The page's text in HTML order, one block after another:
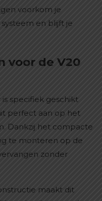
voorkom je
en blijft je
voor de V20
specifiek geschikt
perfect aan op het
Dankzij het compacte
te monteren op de
zonder
maakt dit